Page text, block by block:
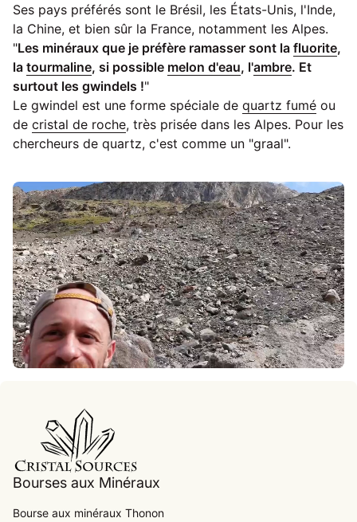
Ses pays préférés sont le Brésil, les États-Unis, l'Inde,
la Chine, et bien sûr la France, notamment les Alpes.
"Les minéraux que je préfère ramasser sont la fluorite,
la tourmaline, si possible melon d'eau, l'ambre. Et
surtout les gwindels !"
Le gwindel est une forme spéciale de quartz fumé ou
de cristal de roche, très prisée dans les Alpes. Pour les
chercheurs de quartz, c'est comme un "graal".
Bourses aux Minéraux
Bourse aux minéraux Thonon